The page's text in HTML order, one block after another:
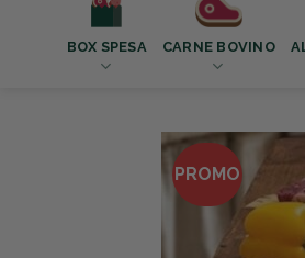
BOX SPESA CARNE BOVINO
PROMO